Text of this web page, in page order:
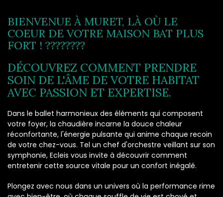
BIENVENUE À MURET, LÀ OÙ LE
COEUR DE VOTRE MAISON BAT PLUS
FORT ! ????????
DÉCOUVREZ COMMENT PRENDRE
SOIN DE L'ÂME DE VOTRE HABITAT
AVEC PASSION ET EXPERTISE.
Dans le ballet harmonieux des éléments qui composent
votre foyer, la chaudière incarne la douce chaleur
réconfortante, l'énergie pulsante qui anime chaque recoin
de votre chez-vous. Tel un chef d'orchestre veillant sur son
symphonie, Ecleis vous invite à découvrir comment
entretenir cette source vitale pour un confort inégalé.
Plongez avec nous dans un univers où la performance rime